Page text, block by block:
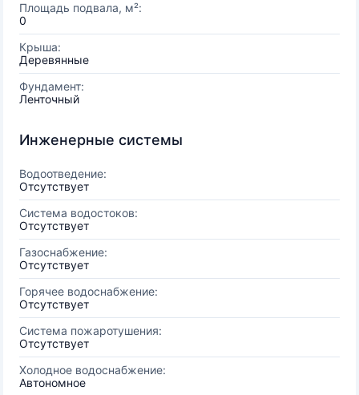
Площадь подвала, м²:
0
Крыша:
Деревянные
Фундамент:
Ленточный
Инженерные системы
Водоотведение:
Отсутствует
Система водостоков:
Отсутствует
Газоснабжение:
Отсутствует
Горячее водоснабжение:
Отсутствует
Система пожаротушения:
Отсутствует
Холодное водоснабжение:
Автономное